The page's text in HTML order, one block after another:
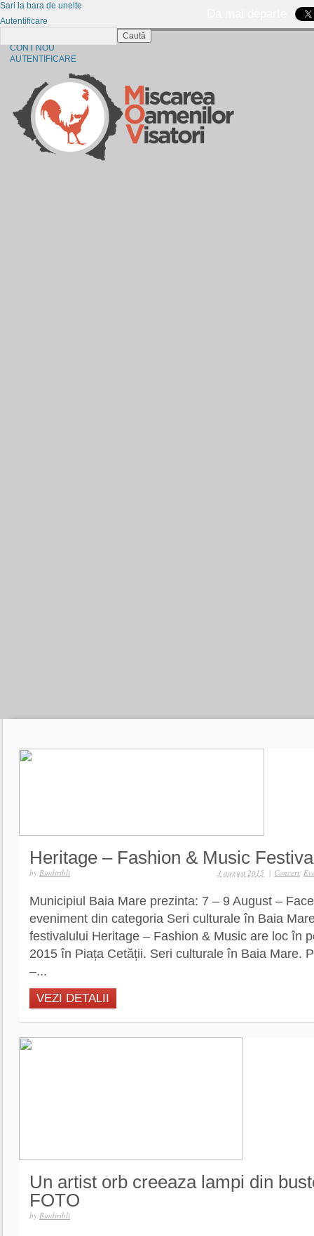
CONT NOU
AUTENTIFICARE
Heritage – Fashion & Music
by Bindiribli | Concert,
3 august 2015
Municipiul Baia Mare prezinta: 7 – 9 August –
eveniment din categoria Seri culturale în Baia
festivalului Heritage – Fashion & Music are loc în
2015 în Piața Cetății. Seri culturale în Baia Mare.
–...
VEZI DETALII
Un artist orb creeaza lampi din
FOTO
by Bindiribli
Sari la bara de unelte
Autentificare
Caută